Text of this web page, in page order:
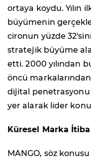
ortaya koydu. Yılın
büyümenin
cironun yüzde
stratejik büyüme
etti. 2000 yılından
öncü
dijital penetrasyonu
yer alarak lider
Küresel Marka
MANGO, söz